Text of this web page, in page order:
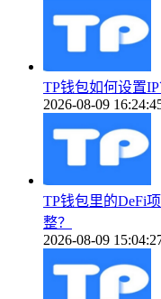
TP钱包如何设置
2026-08-09
TP钱包里的DeFi
整？
2026-08-09